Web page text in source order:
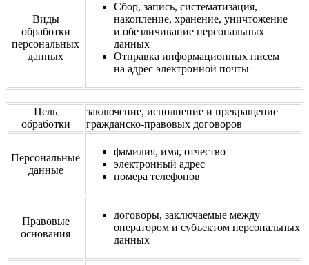
Виды
обработки
персональных
данных
Сбор, запись, систематизация,
накопление, хранение, уничтожение
и обезличивание персональных
данных
Отправка информационных писем
на адрес электронной почты
Цель
обработки
заключение, исполнение и прекращение
гражданско-правовых договоров
Персональные
данные
фамилия, имя, отчество
электронный адрес
номера телефонов
Правовые
основания
договоры, заключаемые между
оператором и субъектом персональных
данных